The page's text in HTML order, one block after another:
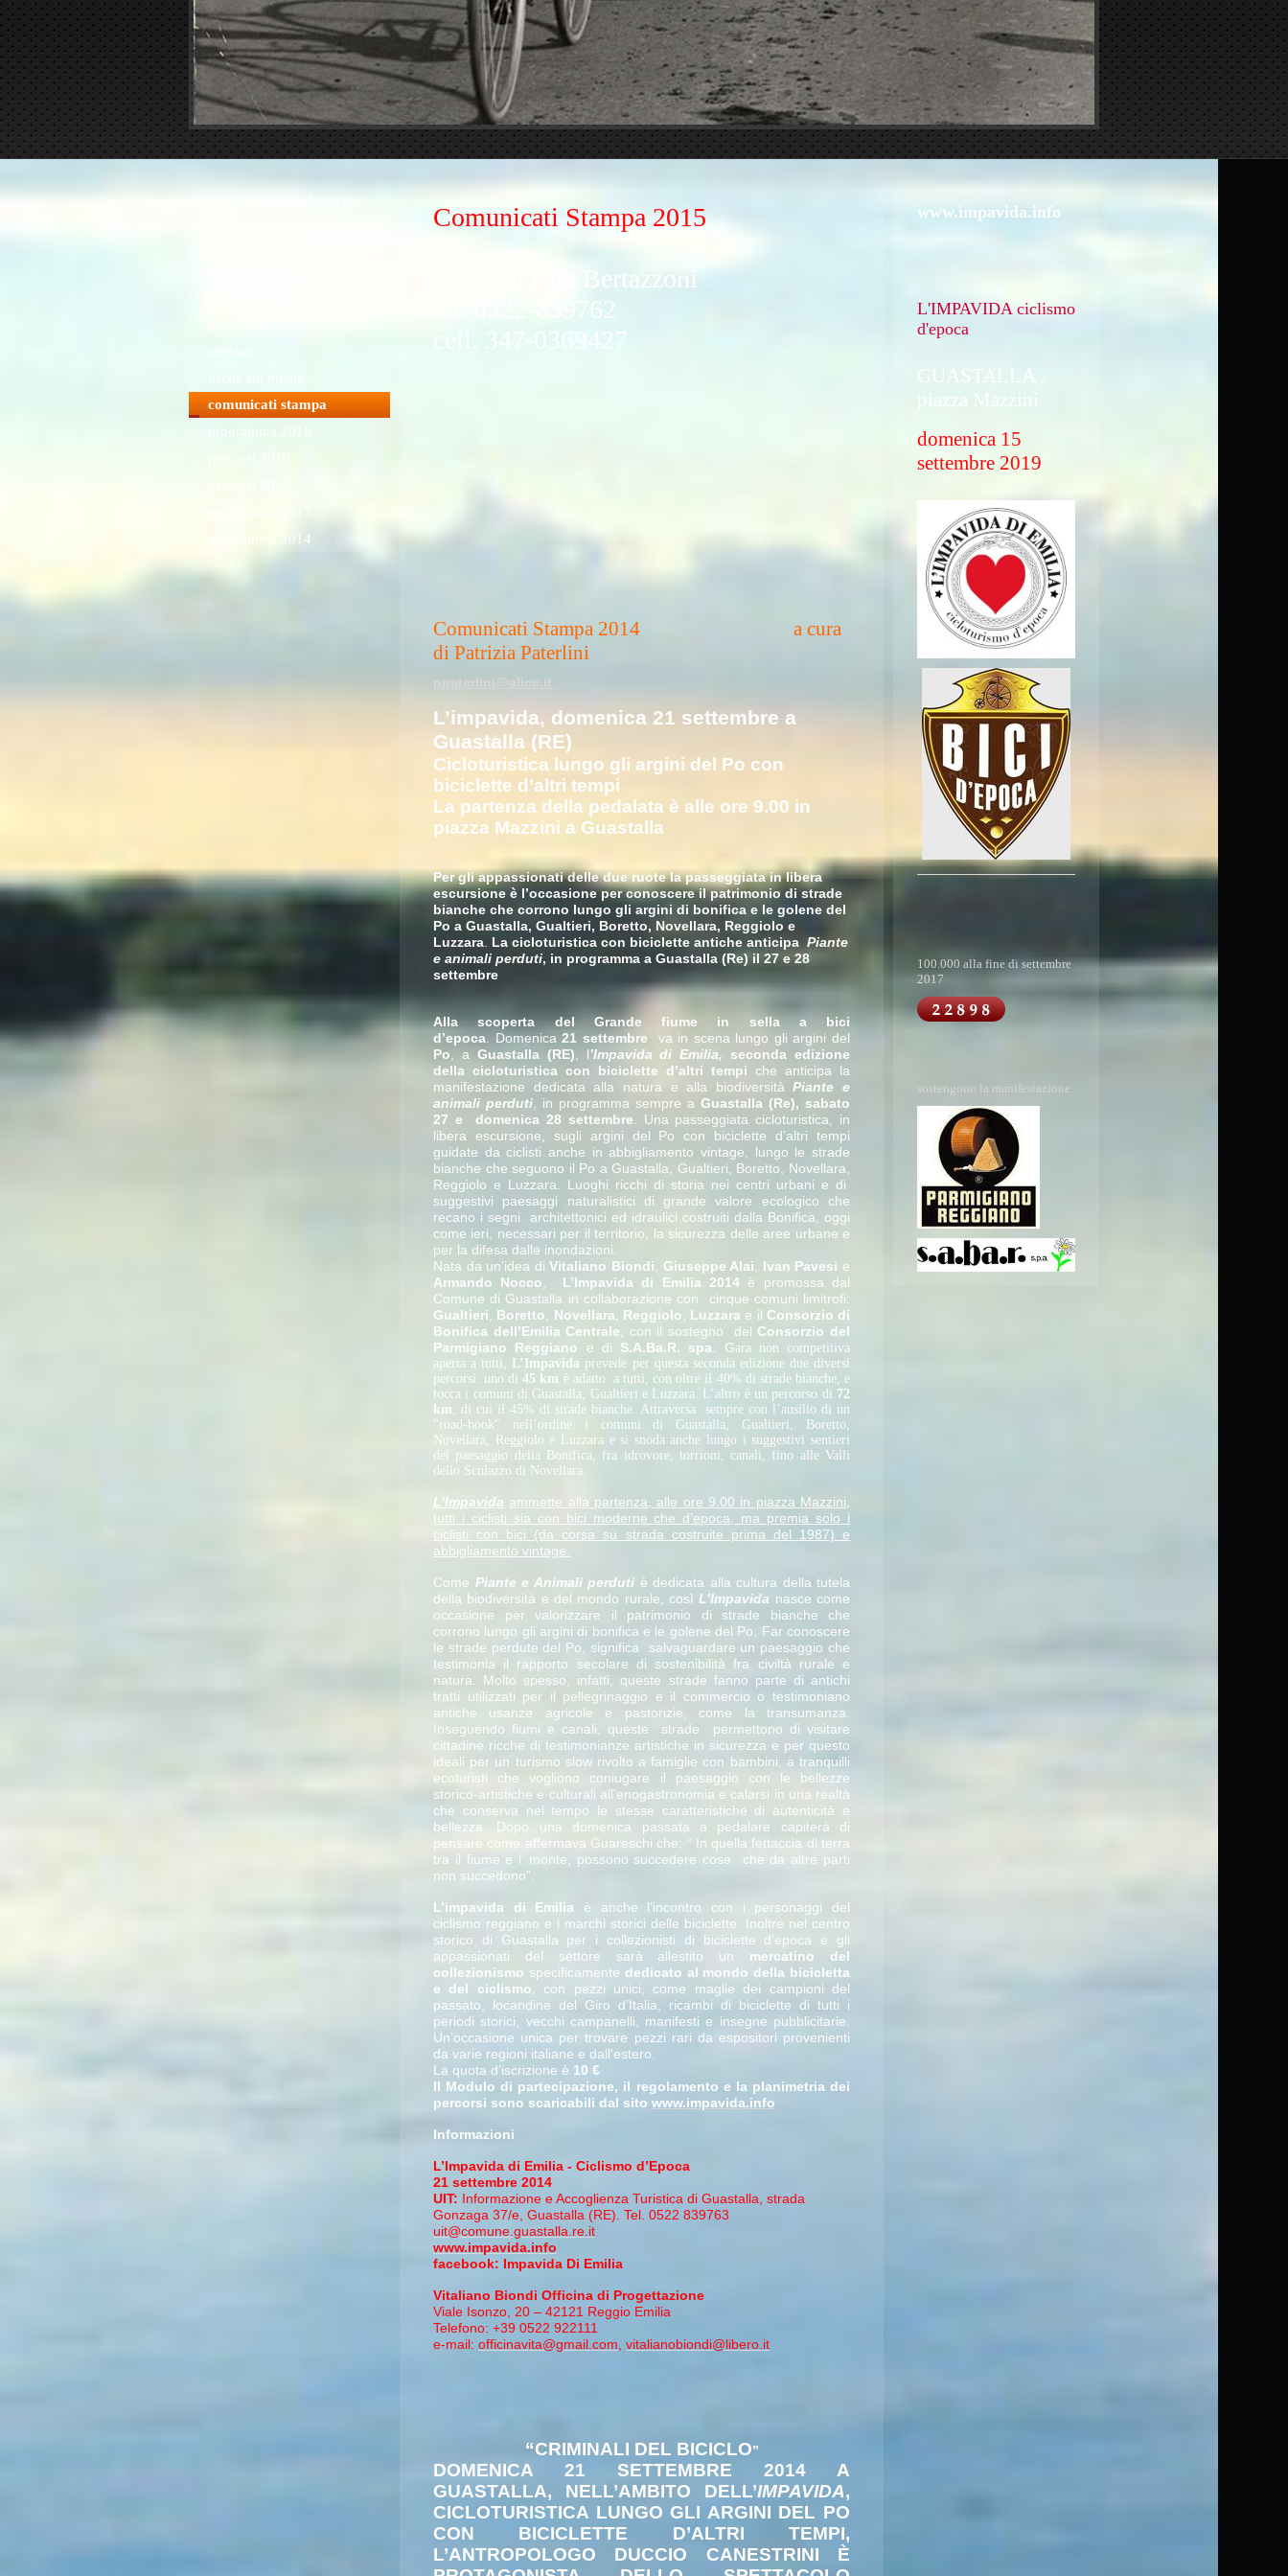
video della manifestazione
comunicati stampa
programma 2016
programma 2015
programma 2014
Comunicati Stampa 2015
a cura di Rita Bertazzoni
tel. 0522-839762
cell. 347-0369427
Comunicati Stampa 2014 a cura
di Patrizia Paterlini
ppaterlini@alice.it
L’impavida, domenica 21 settembre a
Guastalla (RE)
Cicloturistica lungo gli argini del Po con
biciclette d’altri tempi
La partenza della pedalata è alle ore 9.00 in
piazza Mazzini a Guastalla
Per gli appassionati delle due ruote la passeggiata in libera
escursione è l’occasione per conoscere il patrimonio di strade
bianche che corrono lungo gli argini di bonifica e le golene del
Po a Guastalla, Gualtieri, Boretto, Novellara, Reggiolo e
Luzzara La cicloturistica con biciclette antiche anticipa Piante
e animali perduti, in programma a Guastalla (Re) il 27 e 28
settembre
Alla scoperta del Grande fiume in sella a bici
d’epoca . Domenica21 settembre va in scena lungo gli argini del
Po , a Guastalla (RE) , l’Impavida di Emilia,
seconda edizione
della cicloturistica con biciclette d’altri tempi che anticipa la
manifestazione dedicata alla natura e alla biodiversitàPiante e
animali perduti , in programma sempre a Guastalla (Re), sabato
27 e domenica 28 settembre . Una passeggiata cicloturistica, in
libera escursione, sugli argini del Po con biciclette d’altri tempi
guidate da ciclisti anche in abbigliamento vintage, lungo le strade
bianche che seguono il Po a Guastalla, Gualtieri, Boretto, Novellara,
Reggiolo e Luzzara. Luoghi ricchi di storia nei centri urbani e di
suggestivi paesaggi naturalistici di grande valore ecologico che
recano i segni architettonici ed idraulici costruiti dalla Bonifica, oggi
come ieri, necessari per il territorio, la sicurezza delle aree urbane e
per la difesa dalle inondazioni.
Nata da un’idea diVitaliano Biondi Giuseppe Alai Ivan Pavesi e
Armando Nocco
L’Impavida di Emilia 2014 è promossa dal
Comune di Guastalla in collaborazione con cinque comuni limitrofi:
Gualtieri
Boretto Novellara Reggiolo Luzzara e il Consorzio di
Bonifica dell’Emilia Centrale , con il sostegno del Consorzio del
Parmigiano Reggiano e di S.A.Ba.R. spa . Gara non competitiva
aperta a tutti,
L’Impavida prevede per questa seconda edizione due diversi
percorsi: uno di45 km è adatto a tutti, con oltre il 40% di strade bianche, e
tocca i comuni di Guastalla, Gualtieri e Luzzara. L’altro è un percorso di 72
km, di cui il 45% di strade bianche. Attraversa sempre con l’ausilio di un
"road-book" nell’ordine i comuni di Guastalla, Gualtieri, Boretto,
Novellara, Reggiolo e Luzzara e si snoda anche lungo i suggestivi sentieri
del paesaggio della Bonifica, fra idrovore, torrioni, canali, fino alle Valli
dello Sculazzo di Novellara.
L’Impavida ammette alla partenza, alle ore 9.00 in piazza Mazzini,
tutti i ciclisti sia con bici moderne che d’epoca, ma premia solo i
ciclisti con bici (da corsa su strada costruite prima del 1987) e
abbigliamento vintage.
Come Piante e Animali perduti è dedicata alla cultura della tutela
della biodiversità e del mondo rurale, cosìL’Impavida nasce come
occasione per valorizzare il patrimonio di strade bianche che
corrono lungo gli argini di bonifica e le golene del Po. Far conoscere
le strade perdute del Po, significa salvaguardare un paesaggio che
testimonia il rapporto secolare di sostenibilità fra civiltà rurale e
natura. Molto spesso, infatti, queste strade fanno parte di antichi
tratti utilizzati per il pellegrinaggio e il commercio o testimoniano
antiche usanze agricole e pastorizie, come la transumanza.
Inseguendo fiumi e canali, queste strade permettono di visitare
cittadine ricche di testimonianze artistiche in sicurezza e per questo
ideali per un turismo slow rivolto a famiglie con bambini, a tranquilli
ecoturisti che vogliono coniugare il paesaggio con le bellezze
storico-artistiche e culturali all’enogastronomia e calarsi in una realtà
che conserva nel tempo le stesse caratteristiche di autenticità e
bellezza. Dopo una domenica passata a pedalare capiterà di
pensare come affermava Guareschi che: “ In quella fettaccia di terra
tra il fiume e l’ monte, possono succedere cose che da altre parti
non succedono”.
L’impavida di Emilia è anche l’incontro con i personaggi del
ciclismo reggiano e i marchi storici delle biciclette. Inoltre nel centro
storico di Guastalla per i collezionisti di biciclette d'epoca e gli
appassionati del settore sarà allestito un mercatino del
collezionismo specificamente dedicato al mondo della bicicletta
e del ciclismo , con pezzi unici, come maglie dei campioni del
passato, locandine del Giro d’Italia, ricambi di biciclette di tutti i
periodi storici, vecchi campanelli, manifesti e insegne pubblicitarie.
Un’occasione unica per trovare pezzi rari da espositori provenienti
da varie regioni italiane e dall'estero.
La quota d’iscrizione è 10 €
Il Modulo di partecipazione, il regolamento e la planimetria dei
percorsi sono scaricabili dal sito www.impavida.info
Informazioni
L’Impavida di Emilia - Ciclismo d’Epoca
21 settembre 2014
UIT: Informazione e Accoglienza Turistica di Guastalla, strada
Gonzaga 37/e, Guastalla (RE). Tel. 0522 839763
uit@comune.guastalla.re.it
www.impavida.info
facebook: Impavida Di Emilia
Vitaliano Biondi Officina di Progettazione
Viale Isonzo, 20 – 42121 Reggio Emilia
Telefono: +39 0522 922111
e-mail: officinavita@gmail.com vitalianobiondi@libero.it
“CRIMINALI DEL BICICLO”
DOMENICA 21 SETTEMBRE 2014 A
GUASTALLA, NELL’AMBITO DELL’IMPAVIDA,
CICLOTURISTICA LUNGO GLI ARGINI DEL PO
CON BICICLETTE D’ALTRI TEMPI,
L’ANTROPOLOGO DUCCIO CANESTRINI È
www.impavida.info
L'IMPAVIDA ciclismo
d'epoca
GUASTALLA ,
piazza Mazzini
domenica 15
settembre 2019
100.000 alla fine di settembre
2017
sostengono la manifestazione